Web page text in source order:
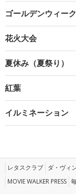
ゴールデンウィーク
花火大会
夏休み（夏祭り）
紅葉
イルミネーション
レタスクラブ ダ・ヴィ
MOVIE WALKER PRESS